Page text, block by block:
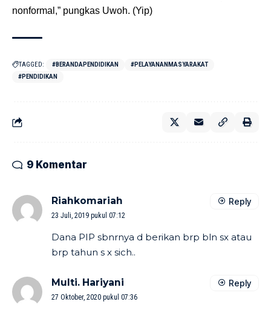
nonformal,” pungkas Uwoh. (Yip)
TAGGED: #BERANDAPENDIDIKAN
#PELAYANANMASYARAKAT
#PENDIDIKAN
9 Komentar
Riahkomariah
23 Juli, 2019 pukul 07:12
Dana PIP sbnrnya d berikan brp bln sx atau
brp tahun s x sich..
Reply
Multi. Hariyani
27 Oktober, 2020 pukul 07:36
Reply